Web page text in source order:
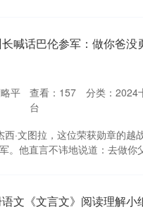
喊话巴伦参军：做你爸
平
查看： 157 分类： 2024
台
·文图拉，这位荣获勋章的越
。他直言不讳地说道：去做
文《文言文》阅读理解